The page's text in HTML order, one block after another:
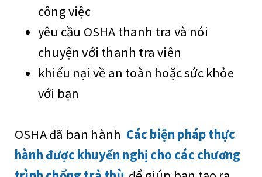
công việc
yêu cầu OSHA thanh tra và nói
chuyện với thanh tra viên
khiếu nại về an toàn hoặc sức khỏe
với bạn
OSHA đã ban hành Các biện pháp thực
hành được khuyến nghị cho các chương